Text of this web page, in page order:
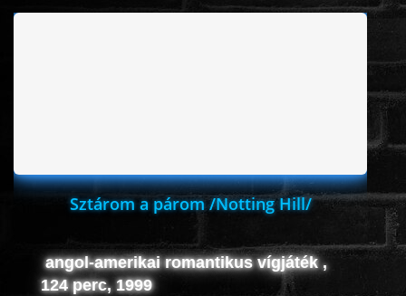
Sztárom a párom /Notting Hill/
angol-amerikai romantikus vígjáték ,
124 perc, 1999